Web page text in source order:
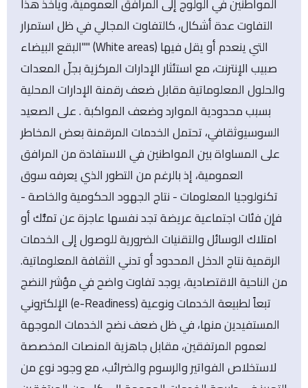
التفاوت عدة أشكال، كالتفاوت المجالي في ظل استمرار
"البقع البيضاء" (White areas) التي ينعدم أو يقل فيها
صبيب الإنترنت، مع استئثار الإدارات المركزية بجلّ المعدات
والحلول المعلوماتية مقابل ضعف رقمنة الإدارات المحلية
بسبب محدودية الموارد وضعف المواكبة . على الصعيد
السوسيوثقافي، تحتمل الخدمات المرقمنة بعض المخاطر
على المساواة بين المواطنين في الاستفادة من المرافق
العمومية، إذ بالرغم من التطور الذي يعرفه سوق
تكنولوجيا المعلومات - نتاج الجهود الحكومية والخاصة -
فإن فئات اجتماعية عريضة تجد نفسها عاجزة عن تملُّك أو
امتلاك الوسائل والتقنيات الضرورية للوصول إلى الخدمات
الرقمية نتاج الدخل المحدود أو تدني الثقافة المعلوماتية.
من الناحية الاقتصادية، يوجد تفاوت واضح في مؤشر النضج
الإلكتروني (e-Readiness) تبعاً لطبيعة الخدمات ونوعية
المستفيدين منها، في ظل ضعف نضج الخدمات الموجهة
لعموم المرتفقين، مقابل جاهزية المنصات المخصصة
لاستخلاص الفواتير والرسوم والضرائب، مع وجود نوع من